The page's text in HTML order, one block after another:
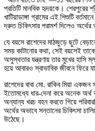
প্রতিটি মানবিক হৃদয়কে। শেরপুরের
খাটিয়াডাঙ্গা গ্রামের এই শিশুটি
দ্রুত চিকিৎসার পরামর্শ দিলেও
যে বয়সে রাশেদের মাঠজুড়ে ছুটে
সময় কাটানোর কথা, সেই বয়সেই
অসুস্থতার যন্ত্রণায় তার মুখের
হয়ে আবারও স্বাভাবিক জীবনে ফিরে
রাশেদের বাবা মো. রাকিব মিয়া একজন
ইতোমধ্যে ধার-দেনা করে অনেক অর্থ
অন্যান্য খরচ বহন করতে গিয়ে
অর্থের অভাবে সন্তানের চিকিৎসা
উঠেছে।